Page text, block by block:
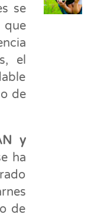
se
que
el
de
y
ha
de